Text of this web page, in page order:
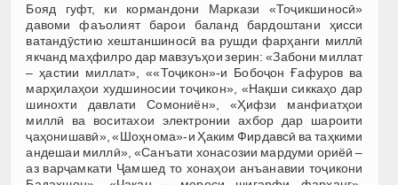
Бояд гуфт, ки кормандони Маркази «Тоҷикшиносӣ»
давоми фаъолият барои баланд бардоштани ҳисси
ватандӯстию хештаншиносӣ ва рушди фарҳанги миллӣ
якчанд маҳфилро дар мавзуъҳои зерин: «Забони миллат
– ҳастии миллат», ««Тоҷикон»-и Бобоҷон Ғафуров ва
марҳилаҳои худшиносии тоҷикон», «Нақши сиккаҳо дар
шинохти давлати Сомониён», «Ҳифзи манфиатҳои
миллӣ ва воситахои электронии ахбор дар шароити
ҷаҳонишавӣ», «Шоҳнома»-и Ҳаким Фирдавсӣ ва таҳкими
андешаи миллӣ», «Санъати хонасозии мардуми ориёӣ –
аз варҷамкати Ҷамшед то хонаҳои анъанавии тоҷикони